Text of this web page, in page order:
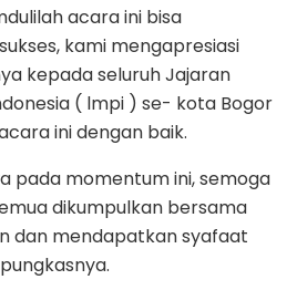
acara ini bisa
kami mengapresiasi
kepada seluruh Jajaran
( lmpi ) se- kota Bogor
ini dengan baik.
pada momentum ini, semoga
dikumpulkan bersama
dan mendapatkan syafaat